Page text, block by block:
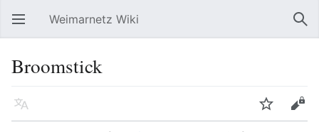
Hauptmenü öffnen Weimarnetz Wiki
Broomstick
Sprache Beobachten
Bearbeiten